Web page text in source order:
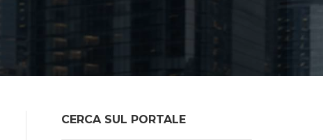
CERCA SUL PORTALE